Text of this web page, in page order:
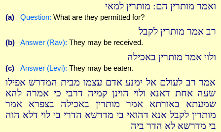
ואמר מותרין הם: מותרין למאי
(a) Question: What are they permitted for?
רב אמר מותרין לקבל
(b) Answer (Rav): They may be received.
ולוי אמר מותרין באכילה
(c) Answer (Levi): They may be eaten.
אמר רב לעולם אל ימנע אדם עצמו מבית המדרש אפילו
שעה אחת דאנא ולוי הוינן קמיה דרבי כי אמרה להא
שמעתא באורתא אמר מותרין באכילה בצפרא אמר
מותרין לקבל אנא דהואי בי מדרשא הדרי בי לוי דלא הוה
בי מדרשא לא הדר ביה